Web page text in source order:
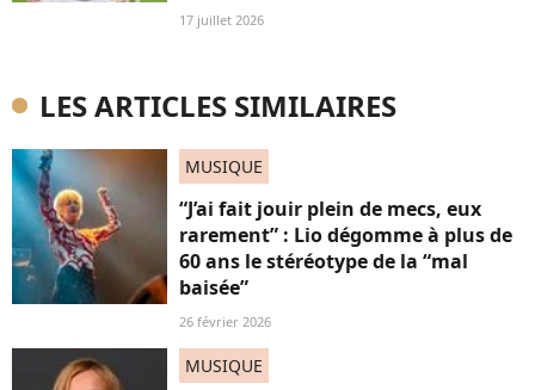
17 juillet 2026
LES ARTICLES SIMILAIRES
MUSIQUE
“J’ai fait jouir plein de mecs, eux
rarement” : Lio dégomme à plus de
60 ans le stéréotype de la “mal
baisée”
26 février 2026
MUSIQUE